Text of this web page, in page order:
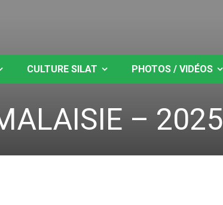
CULTURE SILAT PHOTOS / VIDÉOS
– 2025